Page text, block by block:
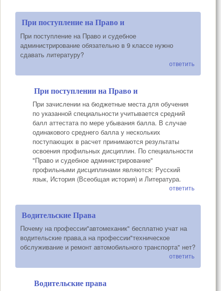
При поступление на Право и
При поступление на Право и судебное
администрирование обязательно в 9 классе нужно
сдавать литературу?
ответить
При поступлении на Право и
При зачислении на бюджетные места для обучения
по указанной специальности учитывается средний
балл аттестата по мере убывания балла. В случае
одинакового среднего балла у нескольких
поступающих в расчет принимаются результаты
освоения профильных дисциплин. По специальности
"Право и судебное администрирование"
профильными дисциплинами являются: Русский
язык, История (Всеобщая история) и Литература.
ответить
Водительские Права
Почему на профессии"автомеханик" бесплатно учат на
водительские права,а на профессии"техническое
обслуживание и ремонт автомобильного транспорта" нет?
ответить
Водительские права